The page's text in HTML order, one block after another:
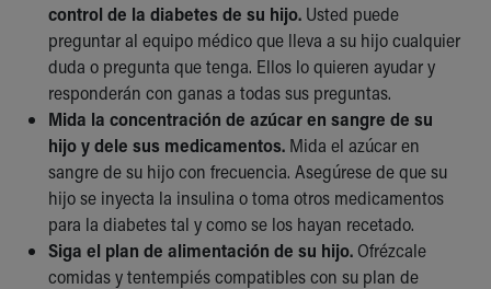
control de la diabetes de su hijo. Usted puede
preguntar al equipo médico que lleva a su hijo cualquier
duda o pregunta que tenga. Ellos lo quieren ayudar y
responderán con ganas a todas sus preguntas.
Mida la concentración de azúcar en sangre de su
hijo y dele sus medicamentos. Mida el azúcar en
sangre de su hijo con frecuencia. Asegúrese de que su
hijo se inyecta la insulina o toma otros medicamentos
para la diabetes tal y como se los hayan recetado.
Siga el plan de alimentación de su hijo. Ofrézcale
comidas y tentempiés compatibles con su plan de